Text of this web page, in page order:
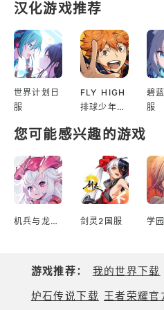
汉化游戏推荐
世界计划日
服
FLY HIGH
排球少年日
碧
服
您可能感兴趣的游戏
机兵与龙日服 剑灵2国服 学
游戏推荐： 我的世界下载
炉石传说下载 王者荣耀官